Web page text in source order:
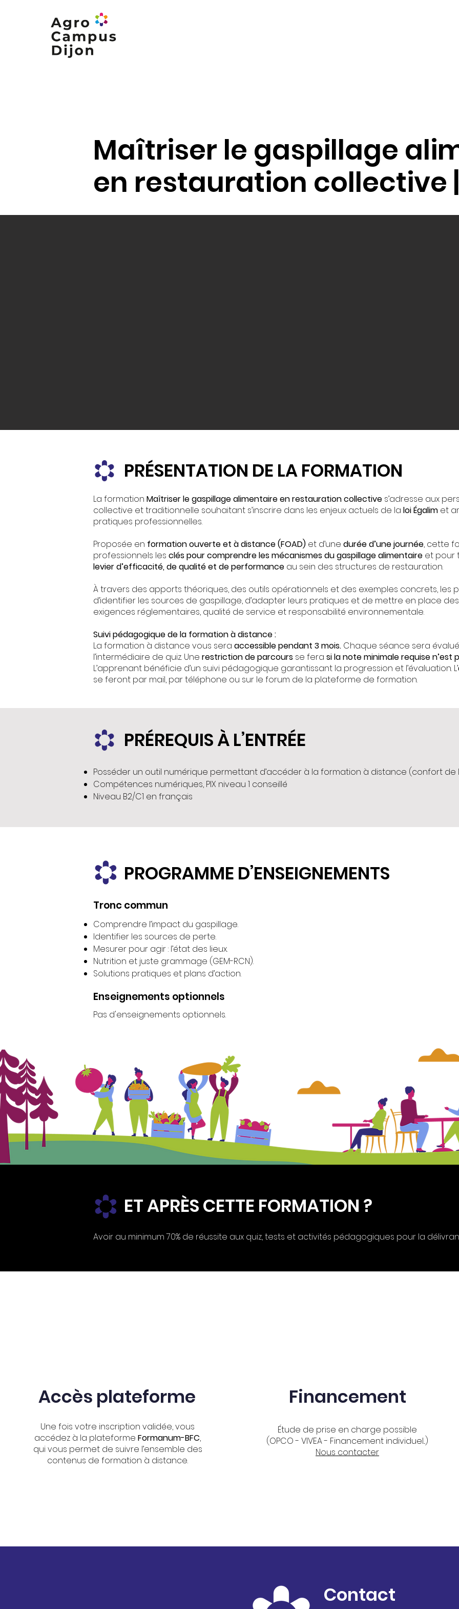
Maîtriser le gaspillage
en restauration collective |
PRÉSENTATION DE LA FORMATION
La formation Maîtriser le gaspillage alimentaire en restauration collective s’adresse aux
collective et traditionnelle souhaitant s’inscrire dans les enjeux actuels de la loi Égalim et
pratiques professionnelles.
Proposée en formation ouverte et à distance (FOAD) et d’une durée d’une journée, cette
professionnels les clés pour comprendre les mécanismes du gaspillage alimentaire et pour
levier d’efficacité, de qualité et de performance au sein des structures de restauration.
À travers des apports théoriques, des outils opérationnels et des exemples concrets, les
d’identifier les sources de gaspillage, d’adapter leurs pratiques et de mettre en place
exigences réglementaires, qualité de service et responsabilité environnementale.
Suivi pédagogique de la formation à distance :
La formation à distance vous sera accessible pendant 3 mois. Chaque séance sera
l’intermédiaire de quiz. Une restriction de parcours se fera si la note minimale requise n’est
L’apprenant bénéficie d’un suivi pédagogique garantissant la progression et l’évaluation. L’
se feront par mail, par téléphone ou sur le forum de la plateforme de formation.
PRÉREQUIS À L’ENTRÉE
Posséder un outil numérique permettant d’accéder à la formation à distance (confort
Compétences numériques, PIX niveau 1 conseillé
Niveau B2/C1 en français
PROGRAMME D’ENSEIGNEMENTS
Tronc commun
Comprendre l’impact du gaspillage.
Identifier les sources de perte.
Mesurer pour agir : l’état des lieux.
Nutrition et juste grammage (GEM-RCN).
Solutions pratiques et plans d’action.
Enseignements optionnels
Pas d'enseignements optionnels.
ET APRÈS CETTE FORMATION ?
Avoir au minimum 70% de réussite aux quiz, tests et activités pédagogiques pour la
Accès plateforme
Une fois votre inscription validée, vous
accédez à la plateformeFormanum-BFC,
qui vous permet de suivre l’ensemble des
contenus de formation à distance.
Financement
Étude de prise en charge possible
(OPCO - VIVEA - Financement individuel...)
Nous contacter
Contact